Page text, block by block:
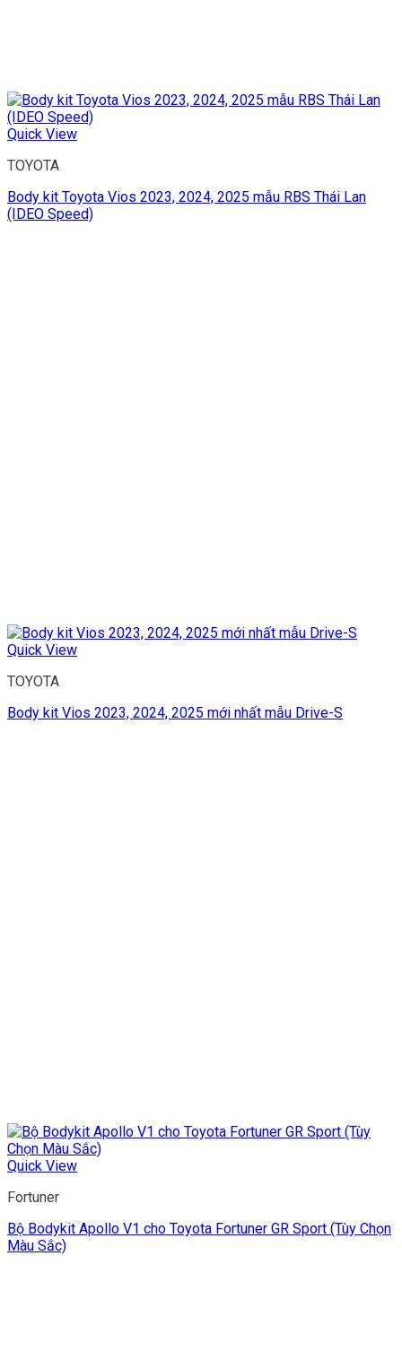
Quick View
TOYOTA
Body kit Toyota Vios 2023, 2024, 2025 mẫu RBS Thái Lan
(IDEO Speed)
Quick View
TOYOTA
Body kit Vios 2023, 2024, 2025 mới nhất mẫu Drive-S
Quick View
Fortuner
Bộ Bodykit Apollo V1 cho Toyota Fortuner GR Sport (Tùy Chọn
Màu Sắc)